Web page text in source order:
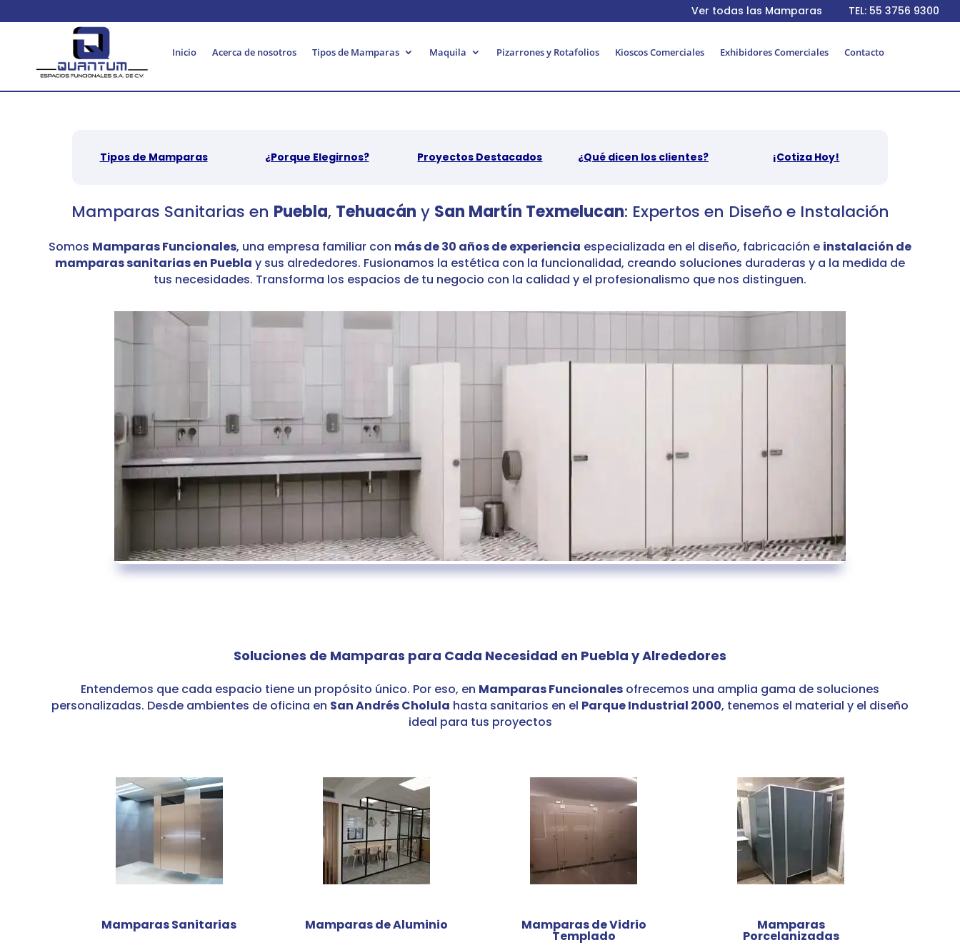
Ver todas las Mamparas TEL: 55 3756 9300
Inicio Acerca de nosotros Tipos de Mamparas Maquila Pizarrones y Rotafolios Kioscos Comerciales Exhibidores Comerciales Contacto
Tipos de Mamparas ¿Porque Elegirnos? Proyectos Destacados ¿Qué dicen los clientes? ¡Cotiza Hoy!
Mamparas Sanitarias en Puebla, Tehuacán y San Martín Texmelucan: Expertos en Diseño e Instalación
Somos Mamparas Funcionales, una empresa familiar con más de 30 años de experiencia especializada en el diseño, fabricación e instalación de
mamparas sanitarias en Puebla y sus alrededores. Fusionamos la estética con la funcionalidad, creando soluciones duraderas y a la medida de
tus necesidades. Transforma los espacios de tu negocio con la calidad y el profesionalismo que nos distinguen.
Soluciones de Mamparas para Cada Necesidad en Puebla y Alrededores
Entendemos que cada espacio tiene un propósito único. Por eso, en Mamparas Funcionales ofrecemos una amplia gama de soluciones
personalizadas. Desde ambientes de oficina en San Andrés Cholula hasta sanitarios en el Parque Industrial 2000, tenemos el material y el diseño
ideal para tus proyectos
Mamparas Sanitarias
Mamparas de Aluminio
Mamparas de Vidrio
Templado
Mamparas
Porcelanizadas